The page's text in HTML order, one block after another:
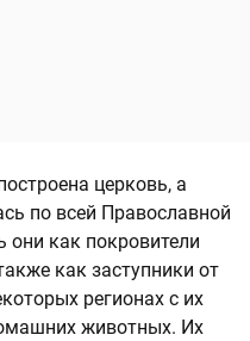
церковь, а
по всей Православной
они как покровители
как заступники от
регионах с их
животных. Их